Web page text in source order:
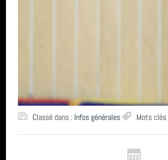
Classé dans : Infos générales Mots clés